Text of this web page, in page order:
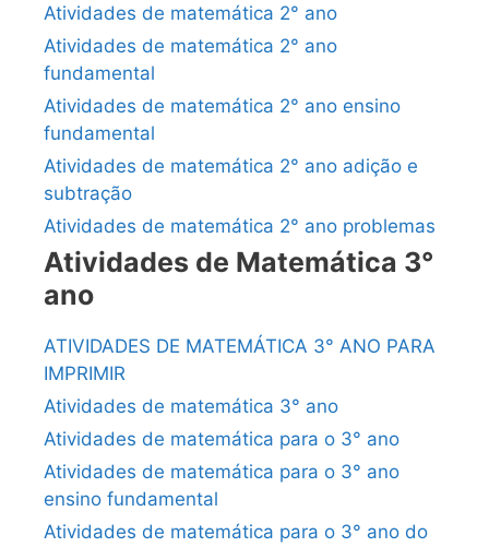
Atividades de matemática 2° ano
Atividades de matemática 2° ano
fundamental
Atividades de matemática 2° ano ensino
fundamental
Atividades de matemática 2° ano adição e
subtração
Atividades de matemática 2° ano problemas
Atividades de Matemática 3°
ano
ATIVIDADES DE MATEMÁTICA 3° ANO PARA
IMPRIMIR
Atividades de matemática 3° ano
Atividades de matemática para o 3° ano
Atividades de matemática para o 3° ano
ensino fundamental
Atividades de matemática para o 3° ano do